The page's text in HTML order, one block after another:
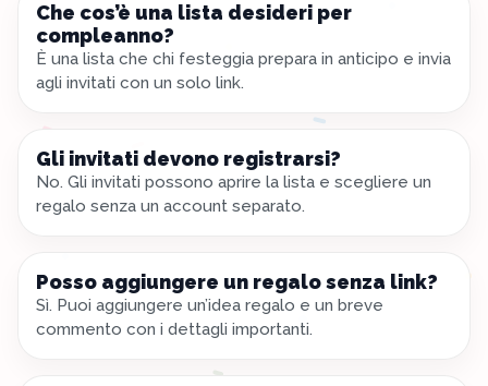
Che cos’è una lista desideri per
compleanno?
È una lista che chi festeggia prepara in anticipo e invia
agli invitati con un solo link.
Gli invitati devono registrarsi?
No. Gli invitati possono aprire la lista e scegliere un
regalo senza un account separato.
Posso aggiungere un regalo senza link?
Sì. Puoi aggiungere un’idea regalo e un breve
commento con i dettagli importanti.